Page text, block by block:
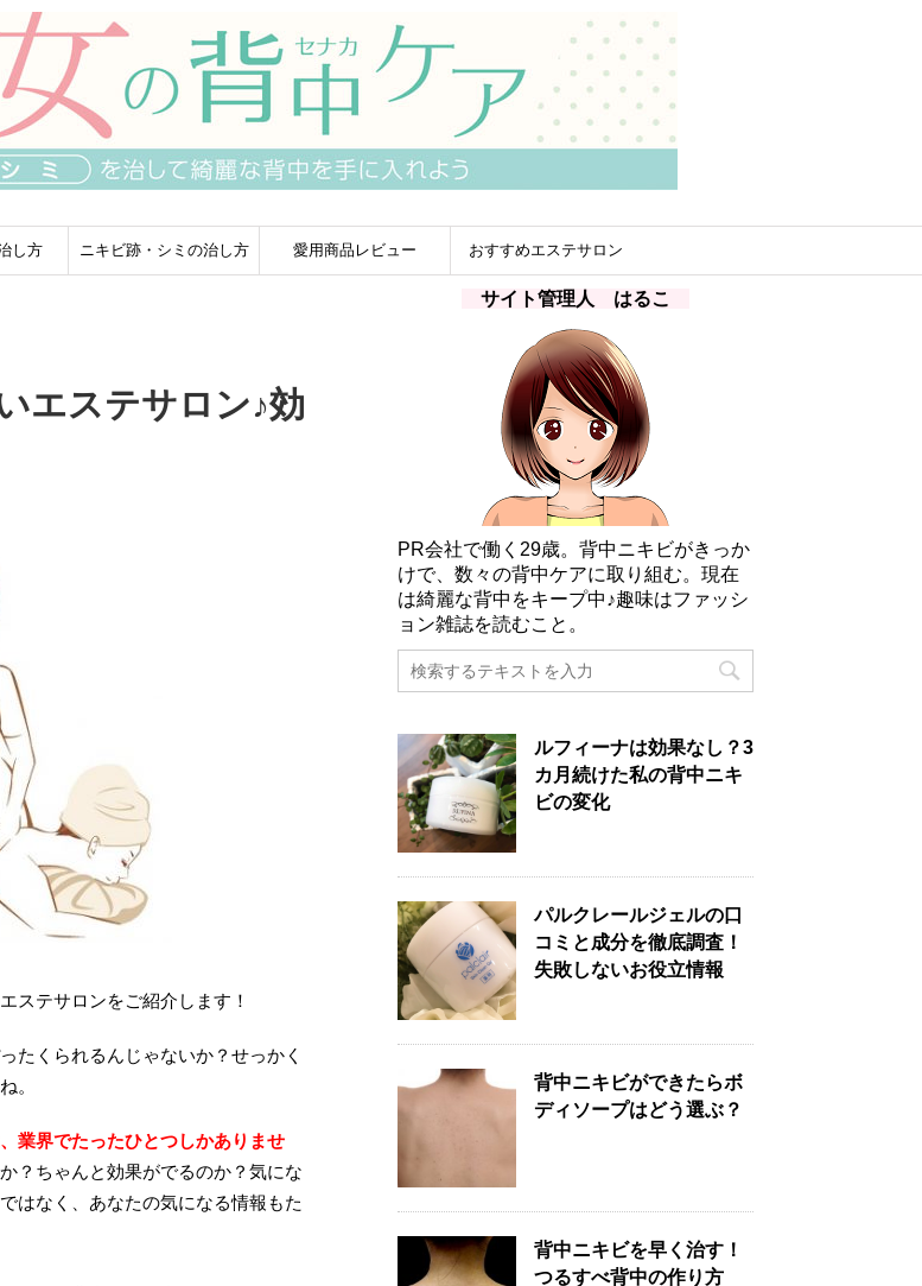
し方 ニキビ跡・シミの治し方 愛用商品レビュー おすすめエステサロン
エステサロン♪効
ステサロンをご紹介します！
たくられるんじゃないか？せっかく
。
業界でたったひとつしかありませ
？ちゃんと効果がでるのか？気にな
はなく、あなたの気になる情報もた
サイト管理人 はるこ
PR会社で働く29歳。背中ニキビがきっか
けで、数々の背中ケアに取り組む。現在
は綺麗な背中をキープ中♪趣味はファッシ
ョン雑誌を読むこと。
ルフィーナは効果なし？3
カ月続けた私の背中ニキ
ビの変化
パルクレールジェルの口
コミと成分を徹底調査！
失敗しないお役立情報
背中ニキビができたらボ
ディソープはどう選ぶ？
背中ニキビを早く治す！
つるすべ背中の作り方